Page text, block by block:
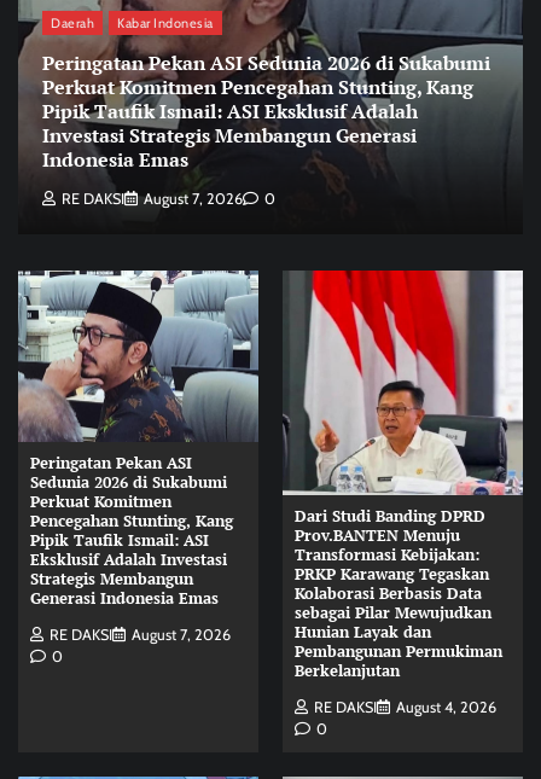
Daerah Kabar Indonesia
Peringatan Pekan ASI Sedunia 2026 di Sukabumi
Perkuat Komitmen Pencegahan Stunting, Kang
Pipik Taufik Ismail: ASI Eksklusif Adalah
Investasi Strategis Membangun Generasi
Indonesia Emas
RE DAKSI August 7, 2026 0
Peringatan Pekan ASI
Sedunia 2026 di Sukabumi
Perkuat Komitmen
Pencegahan Stunting, Kang
Pipik Taufik Ismail: ASI
Eksklusif Adalah Investasi
Strategis Membangun
Generasi Indonesia Emas
RE DAKSI
August 7, 2026
0
Dari Studi Banding DPRD
Prov.BANTEN Menuju
Transformasi Kebijakan:
PRKP Karawang Tegaskan
Kolaborasi Berbasis Data
sebagai Pilar Mewujudkan
Hunian Layak dan
Pembangunan Permukiman
Berkelanjutan
RE DAKSI
August 4, 2026
0